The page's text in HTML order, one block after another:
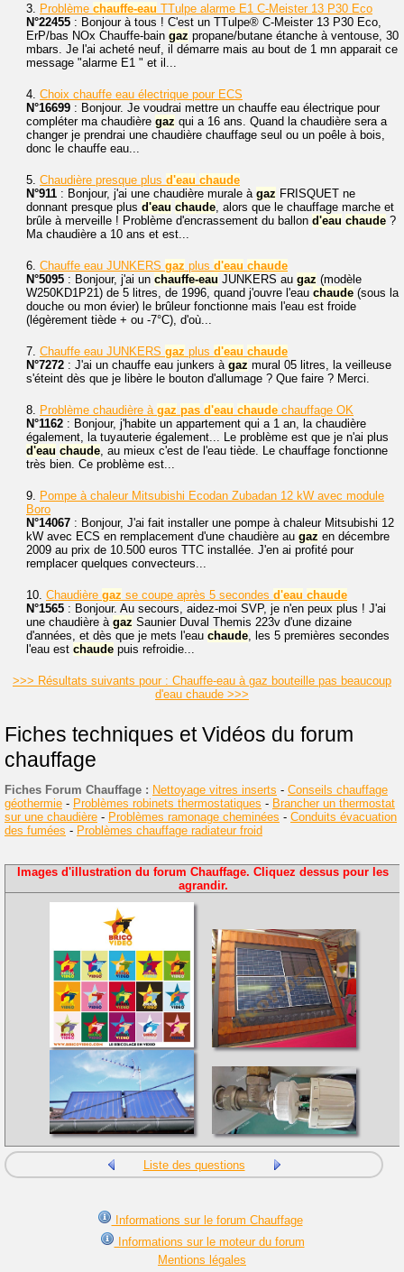
3. Problème chauffe-eau TTulpe alarme E1 C-Meister 13 P30 Eco
N°22455 : Bonjour à tous ! C'est un TTulpe® C-Meister 13 P30 Eco,
ErP/bas NOx Chauffe-bain gaz propane/butane étanche à ventouse, 30
mbars. Je l'ai acheté neuf, il démarre mais au bout de 1 mn apparait ce
message "alarme E1 " et il...
4. Choix chauffe eau électrique pour ECS
N°16699 : Bonjour. Je voudrai mettre un chauffe eau électrique pour
compléter ma chaudière gaz qui a 16 ans. Quand la chaudière sera a
changer je prendrai une chaudière chauffage seul ou un poêle à bois,
donc le chauffe eau...
5. Chaudière presque plus d'eau chaude
N°911 : Bonjour, j'ai une chaudière murale à gaz FRISQUET ne
donnant presque plus d'eau chaude, alors que le chauffage marche et
brûle à merveille ! Problème d'encrassement du ballon d'eau chaude ?
Ma chaudière a 10 ans et est...
6. Chauffe eau JUNKERS gaz plus d'eau chaude
N°5095 : Bonjour, j'ai un chauffe-eau JUNKERS au gaz (modèle
W250KD1P21) de 5 litres, de 1996, quand j'ouvre l'eau chaude (sous la
douche ou mon évier) le brûleur fonctionne mais l'eau est froide
(légèrement tiède + ou -7°C), d'où...
7. Chauffe eau JUNKERS gaz plus d'eau chaude
N°7272 : J'ai un chauffe eau junkers à gaz mural 05 litres, la veilleuse
s'éteint dès que je libère le bouton d'allumage ? Que faire ? Merci.
8. Problème chaudière à gaz pas d'eau chaude chauffage OK
N°1162 : Bonjour, j'habite un appartement qui a 1 an, la chaudière
également, la tuyauterie également... Le problème est que je n'ai plus
d'eau chaude, au mieux c'est de l'eau tiède. Le chauffage fonctionne
très bien. Ce problème est...
9. Pompe à chaleur Mitsubishi Ecodan Zubadan 12 kW avec module
Boro
N°14067 : Bonjour, J'ai fait installer une pompe à chaleur Mitsubishi 12
kW avec ECS en remplacement d'une chaudière au gaz en décembre
2009 au prix de 10.500 euros TTC installée. J'en ai profité pour
remplacer quelques convecteurs...
10. Chaudière gaz se coupe après 5 secondes d'eau chaude
N°1565 : Bonjour. Au secours, aidez-moi SVP, je n'en peux plus ! J'ai
une chaudière à gaz Saunier Duval Themis 223v d'une dizaine
d'années, et dès que je mets l'eau chaude, les 5 premières secondes
l'eau est chaude puis refroidie...
>>> Résultats suivants pour : Chauffe-eau à gaz bouteille pas beaucoup
d'eau chaude >>>
Fiches techniques et Vidéos du forum
chauffage
Fiches Forum Chauffage : Nettoyage vitres inserts - Conseils chauffage
géothermie - Problèmes robinets thermostatiques - Brancher un thermostat
sur une chaudière - Problèmes ramonage cheminées - Conduits évacuation
des fumées - Problèmes chauffage radiateur froid
Images d'illustration du forum Chauffage. Cliquez dessus pour les
agrandir.
Liste des questions
Informations sur le forum Chauffage
Informations sur le moteur du forum
Mentions légales